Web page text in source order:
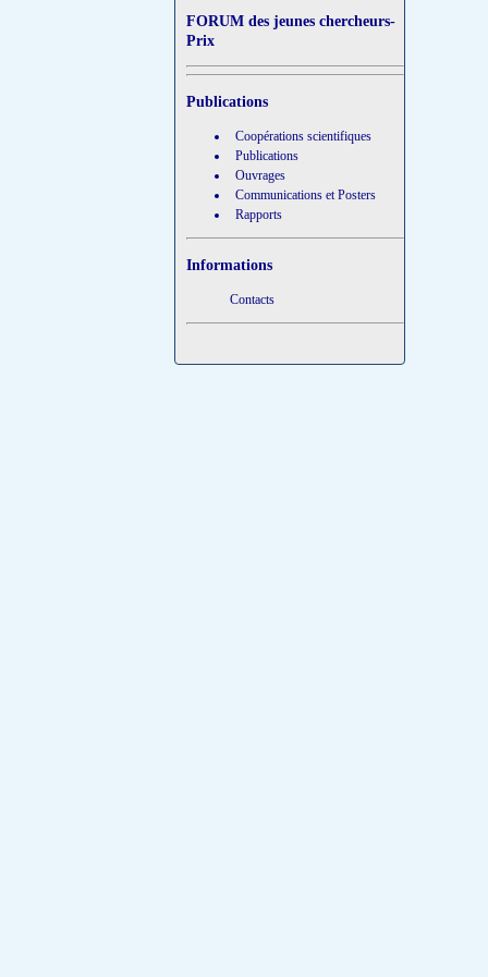
FORUM des jeunes chercheurs-
Prix
Publications
Coopérations scientifiques
Publications
Ouvrages
Communications et Posters
Rapports
Informations
Contacts